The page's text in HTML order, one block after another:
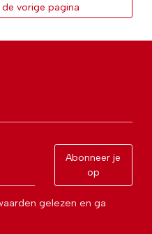
vorige pagina
Abonneer je
op
gelezen en ga